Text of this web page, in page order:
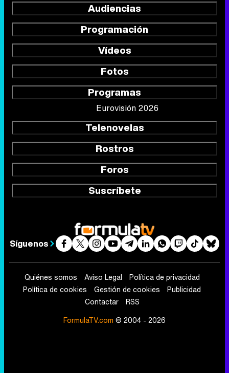
Audiencias
Programación
Vídeos
Fotos
Programas
Eurovisión 2026
Telenovelas
Rostros
Foros
Suscríbete
Síguenos
Quiénes somos Aviso Legal
Política de privacidad
Política de cookies
Gestión de cookies
Publicidad
Contactar
RSS
FormulaTV.com © 2004 - 2026